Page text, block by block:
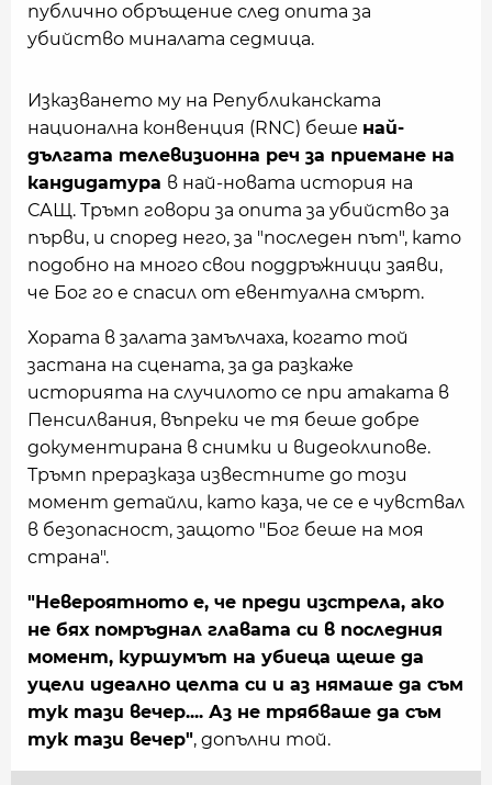
публично обръщение след опита за
убийство миналата седмица.
Изказването му на Републиканската
национална конвенция (RNC) беше най-
дългата телевизионна реч за приемане на
кандидатура в най-новата история на
САЩ. Тръмп говори за опита за убийство за
първи, и според него, за "последен път", като
подобно на много свои поддръжници заяви,
че Бог го е спасил от евентуална смърт.
Хората в залата замълчаха, когато той
застана на сцената, за да разкажe
историята на случилото се при атаката в
Пенсилвания, въпреки че тя беше добре
документирана в снимки и видеоклипове.
Тръмп преразказа известните до този
момент детайли, като каза, че се е чувствал
в безопасност, защото "Бог беше на моя
страна".
"Невероятното е, че преди изстрела, ако
не бях помръднал главата си в последния
момент, куршумът на убиеца щеше да
уцели идеално целта си и аз нямаше да съм
тук тази вечер.... Аз не трябваше да съм
тук тази вечер", допълни той.